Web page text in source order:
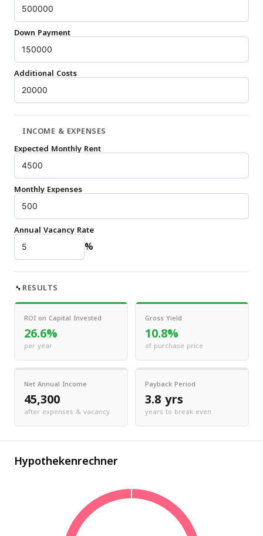
Down Payment
Additional Costs
INCOME & EXPENSES
Expected Monthly Rent
Monthly Expenses
Annual Vacancy Rate
%
RESULTS
ROI on Capital Invested
26.6%
per year
Gross Yield
10.8%
of purchase price
Net Annual Income
45,300
after expenses & vacancy
Payback Period
3.8 yrs
years to break even
Hypothekenrechner